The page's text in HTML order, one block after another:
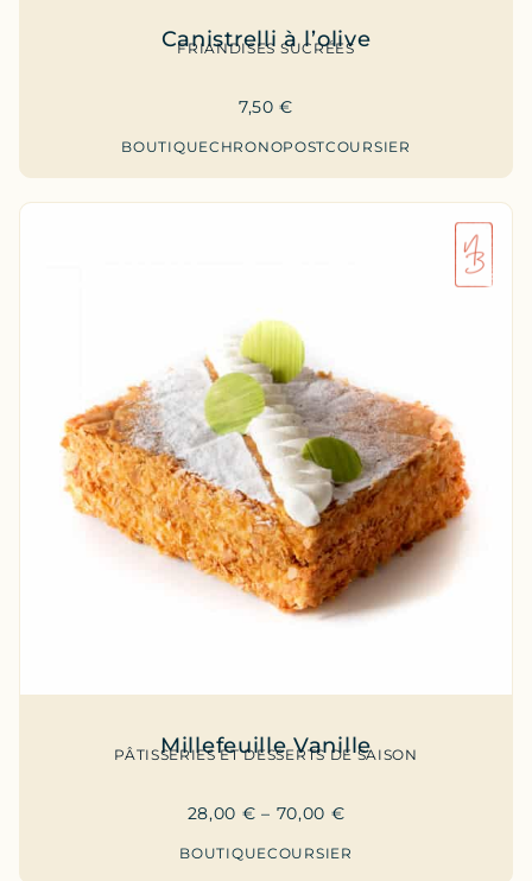
Canistrelli à l’olive
FRIANDISES SUCRÉES
7,50€
BOUTIQUECHRONOPOSTCOURSIER
Millefeuille Vanille
PÂTISSERIES ET DESSERTS DE SAISON
28,00 € – 70,00 €
BOUTIQUECOURSIER